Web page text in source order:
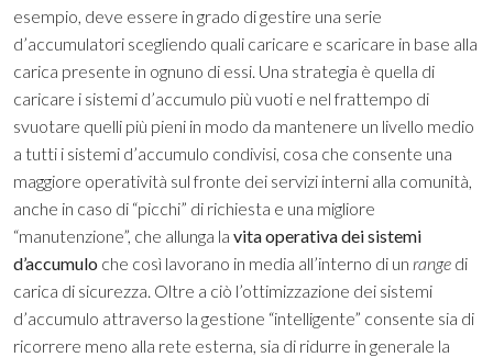
esempio, deve essere in grado di gestire una serie
d’accumulatori scegliendo quali caricare e scaricare in base alla
carica presente in ognuno di essi. Una strategia è quella di
caricare i sistemi d’accumulo più vuoti e nel frattempo di
svuotare quelli più pieni in modo da mantenere un livello medio
a tutti i sistemi d’accumulo condivisi, cosa che consente una
maggiore operatività sul fronte dei servizi interni alla comunità,
anche in caso di “picchi” di richiesta e una migliore
“manutenzione”, che allunga la vita operativa dei sistemi
d’accumulo che così lavorano in media all’interno di un range di
carica di sicurezza. Oltre a ciò l’ottimizzazione dei sistemi
d’accumulo attraverso la gestione “intelligente” consente sia di
ricorrere meno alla rete esterna, sia di ridurre in generale la